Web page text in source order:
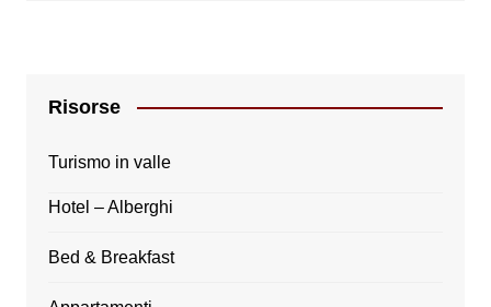
Risorse
Turismo in valle
Hotel – Alberghi
Bed & Breakfast